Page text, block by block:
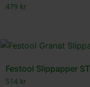
479 kr
Festool Slippapper
514 kr